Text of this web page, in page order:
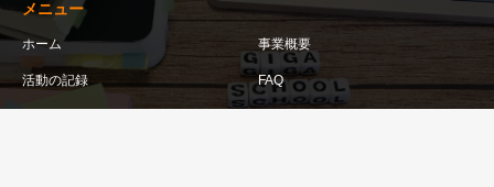
メニュー
ホーム 事業概要
活動の記録 FAQ
SNSシェアボタン